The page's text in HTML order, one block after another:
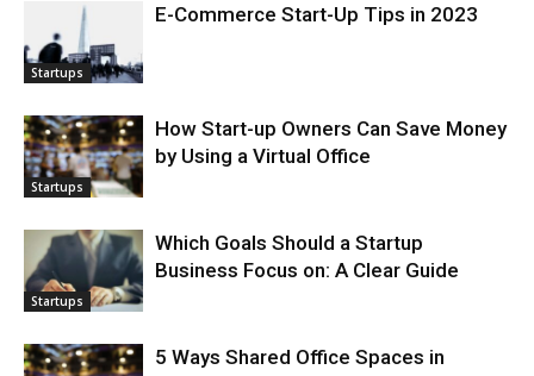
Startups
E-Commerce Start-Up Tips in 2023
Startups
How Start-up Owners Can Save Money
by Using a Virtual Office
Startups
Which Goals Should a Startup
Business Focus on: A Clear Guide
5 Ways Shared Office Spaces in